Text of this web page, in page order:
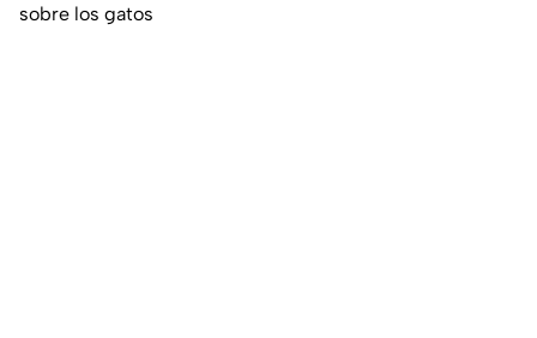
sobre los gatos